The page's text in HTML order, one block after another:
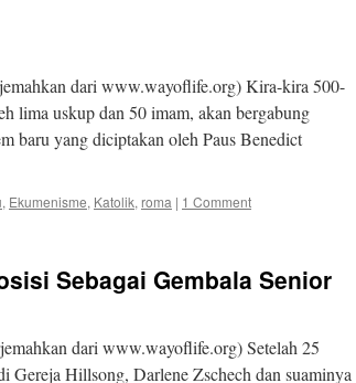
dari www.wayoflife.org) Kira-kira 500-
lima uskup dan 50 imam, akan bergabung
baru yang diciptakan oleh Paus Benedict
, Ekumenisme, Katolik, roma | 1 Comment
Sebagai Gembala Senior
dari www.wayoflife.org) Setelah 25
Gereja Hillsong, Darlene Zschech dan suaminya